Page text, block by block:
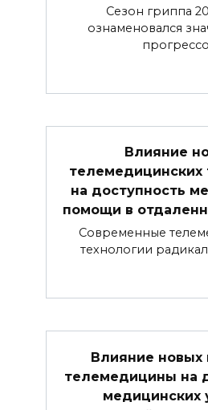
Сезон гриппа
ознаменовался
Влияние
телемедицинских
на доступность
помощи в
Современные
технологии
Влияние новых
телемедицины на
медицинских